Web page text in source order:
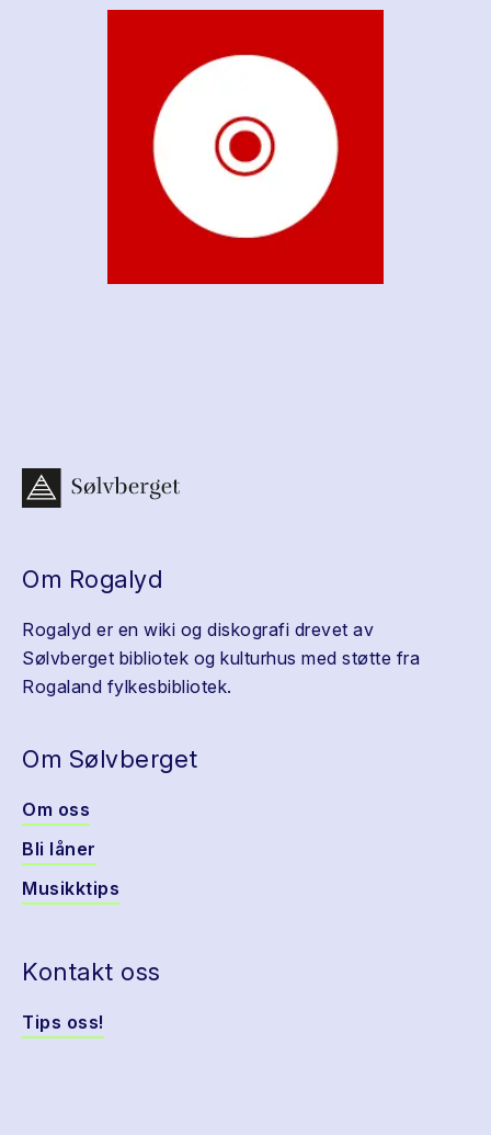
Om Rogalyd
Rogalyd er en wiki og diskografi drevet av
Sølvberget bibliotek og kulturhus med støtte fra
Rogaland fylkesbibliotek.
Om Sølvberget
Om oss
Bli låner
Musikktips
Kontakt oss
Tips oss!